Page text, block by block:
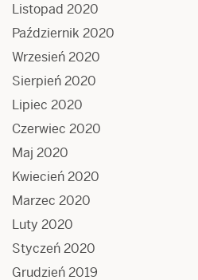
Listopad 2020
Październik 2020
Wrzesień 2020
Sierpień 2020
Lipiec 2020
Czerwiec 2020
Maj 2020
Kwiecień 2020
Marzec 2020
Luty 2020
Styczeń 2020
Grudzień 2019